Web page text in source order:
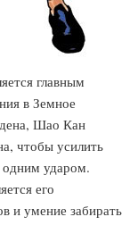
главным
в Земное
Шао Кан
чтобы усилить
ударом.
его
и умение забирать